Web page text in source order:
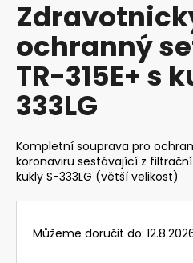
produktu
je
z
5
hvězdiček.
ochranný
TR-315E+ s
333LG
Kompletní souprava pro
koronaviru sestávající z filtrační
kukly S-333LG (větší velikost)
Můžeme doručit do:
a
j
í
t
?
HLEDAT